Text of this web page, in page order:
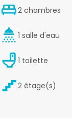
2 chambres
1 salle d'eau
1 toilette
2 étage(s)